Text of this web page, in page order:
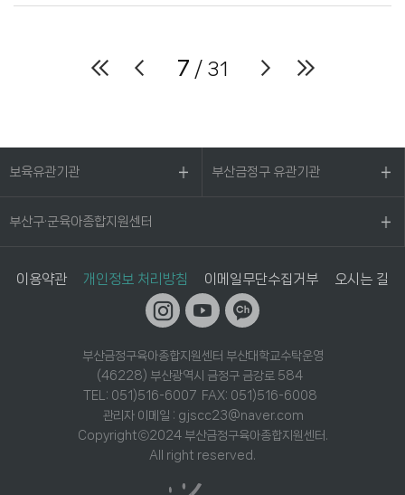
7 / 31
보육유관기관 부산금정구 유관기관
부산구·군육아종합지원센터
이용약관 개인정보 처리방침 이메일무단수집거부 오시는 길
부산금정구육아종합지원센터 부산대학교수탁운영
(46228) 부산광역시 금정구 금강로 584
TEL: 051)516-6007 FAX: 051)516-6008
관리자 이메일 : gjscc23@naver.com
Copyrightⓒ2024 부산금정구육아종합지원센터.
All right reserved.